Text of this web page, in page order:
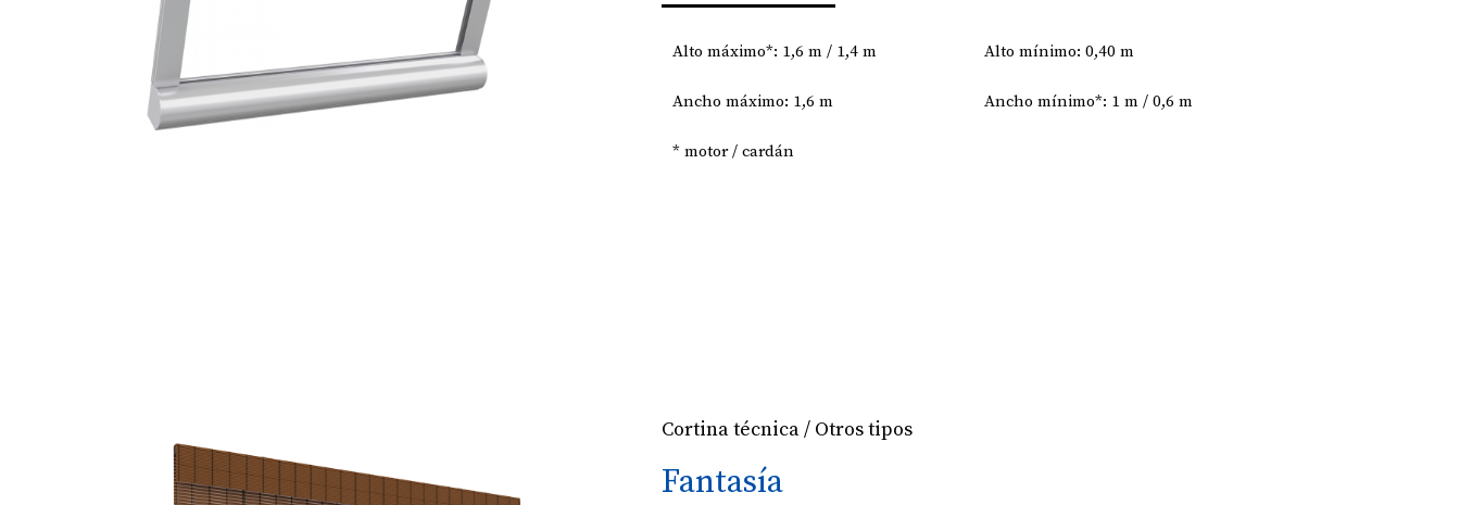
Alto máximo*: 1,6 m / 1,4 m
Ancho máximo: 1,6 m
* motor / cardán
Alto mínimo: 0,40 m
Ancho mínimo*: 1 m / 0,6 m
Cortina técnica / Otros tipos
Fantasía